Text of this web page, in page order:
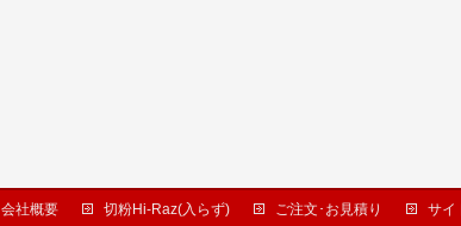
会社概要 切粉Hi-Raz(入らず) ご注文･お見積り サイ